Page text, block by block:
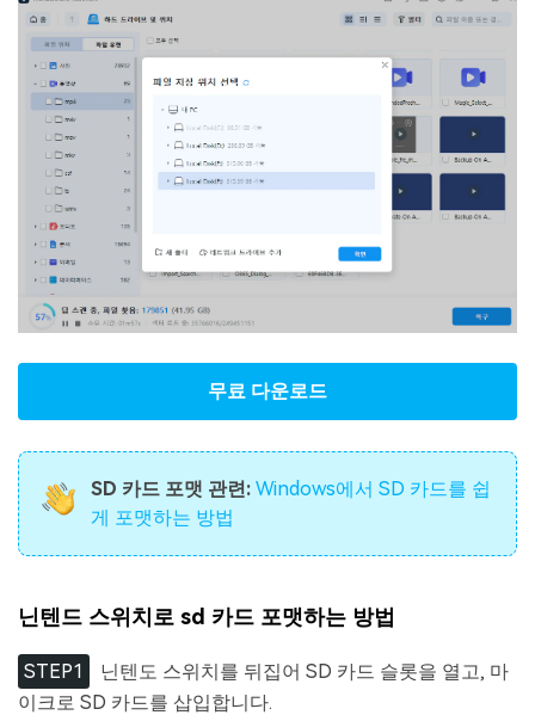
무료 다운로드
SD 카드 포맷 관련: Windows에서 SD 카드를 쉽
게 포맷하는 방법
닌텐드 스위치로 sd 카드 포맷하는 방법
STEP1
닌텐도 스위치를 뒤집어 SD 카드 슬롯을 열고, 마
이크로 SD 카드를 삽입합니다.